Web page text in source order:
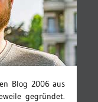
Blog 2006 aus
gegründet.